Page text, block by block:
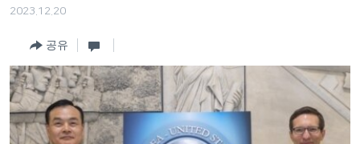
인
츠
로
이
동
프로그램
주파수 안내
언어 선택
2023.12.20
공유